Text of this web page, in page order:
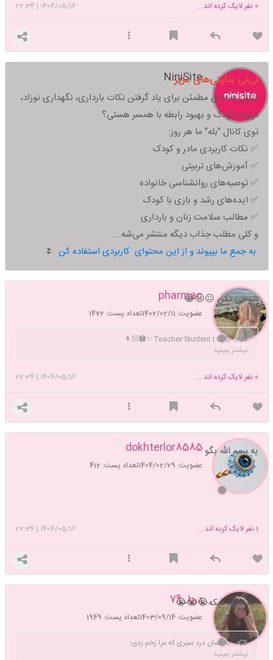
1404/05/16
|
22:34 0 نفر لایک کرده اند ...
NiniSite
نی‌نی سایتی‌های عزیز
دنبال یه جای مطمئن برای یاد گرفتن نکات بارداری، نگهداری نوزاد،
تربیت کودک و بهبود رابطه با همسر هستی؟
توی کانال "بله" ما هر روز:
✅ نکات کاربردی مادر و کودک
✅ آموزش‌های تربیتی
✅ توصیه‌های روانشناسی خانواده
✅ ایده‌های رشد و بازی با کودک
✅ مطالب سلامت زنان و بارداری
و کلی مطلب جذاب دیگه منتشر می‌شه...
به جمع ما بپیوند و از این محتوای کاربردی استفاده کن.
🌷
pharmac
عضویت: 1402/02/11 تعداد پست: 1472
شوخی نکن 😐😐😂
Teacher Student | CFU ✨️👩🏻‍🏫
بیشتر ببینید
1404/05/16
|
22:34 0 نفر لایک کرده اند ...
dokhterlor8585
عضویت: 1404/02/29 تعداد پست: 412
یه بسم الله بگو
1404/05/16
|
22:34 1نفر لایک کرده اند ...
دریا_79
عضویت: 1403/09/14 تعداد پست: 1949
ایشالا که فیکه😭😭😭
به همان درد بمیری که مرا زخم زدی؛
بیشتر ببینید